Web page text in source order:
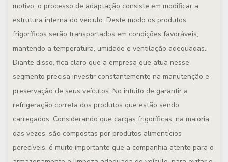
motivo, o processo de adaptação consiste em modificar a
estrutura interna do veículo. Deste modo os produtos
frigoríficos serão transportados em condições favoráveis,
mantendo a temperatura, umidade e ventilação adequadas.
Diante disso, fica claro que a empresa que atua nesse
segmento precisa investir constantemente na manutenção e
preservação de seus veículos. No intuito de garantir a
refrigeração correta dos produtos que estão sendo
carregados. Considerando que cargas frigoríficas, na maioria
das vezes, são compostas por produtos alimentícios
perecíveis, é muito importante que a companhia atente para o